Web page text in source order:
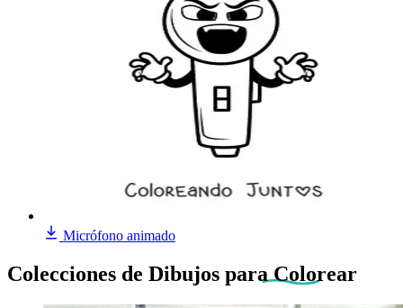
Micrófono animado
Colecciones de Dibujos para Colorear